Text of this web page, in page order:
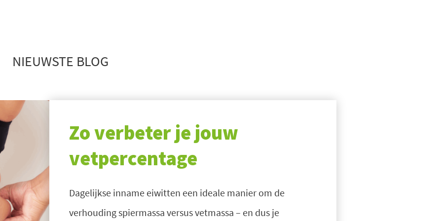
NIEUWSTE BLOG
Zo verbeter je jouw
vetpercentage
Dagelijkse inname eiwitten een ideale manier om de
verhouding spiermassa versus vetmassa – en dus je